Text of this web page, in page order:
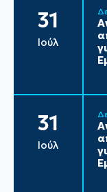
31
Ιούλ
31
Ιούλ